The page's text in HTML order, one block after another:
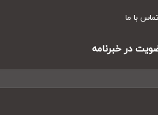
با ما
در خبرنامه